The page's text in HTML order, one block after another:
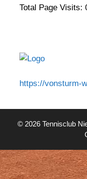
Total Page Visits:
https://vonsturm-
© 2026 Tennisclub